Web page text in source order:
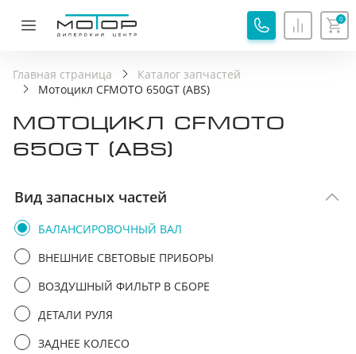
0
Главная страница
Каталог запчастей
Мотоцикл CFMOTO 650GT (ABS)
МОТОЦИКЛ CFMOTO
650GT (ABS)
Вид запасных частей
БАЛАНСИРОВОЧНЫЙ ВАЛ
ВНЕШНИЕ СВЕТОВЫЕ ПРИБОРЫ
ВОЗДУШНЫЙ ФИЛЬТР В СБОРЕ
ДЕТАЛИ РУЛЯ
ЗАДНЕЕ КОЛЕСО
ОБРАТНАЯ СВЯЗЬ
Имя
Я соглашаюсь сПолитикой обработки
данных
Я принимаю
Я соглашаюсь на
СПАСИБО!
Хорошо